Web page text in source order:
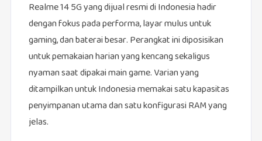
Realme 14 5G yang dijual resmi di Indonesia hadir
dengan fokus pada performa, layar mulus untuk
gaming, dan baterai besar. Perangkat ini diposisikan
untuk pemakaian harian yang kencang sekaligus
nyaman saat dipakai main game. Varian yang
ditampilkan untuk Indonesia memakai satu kapasitas
penyimpanan utama dan satu konfigurasi RAM yang
jelas.